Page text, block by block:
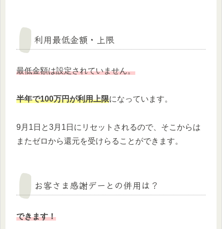
利用最低金額・上限
最低金額は設定されていません。
半年で100万円が利用上限になっています。
9月1日と3月1日にリセットされるので、そこからは
またゼロから還元を受けらることができます。
お客さま感謝デーとの併用は？
できます！